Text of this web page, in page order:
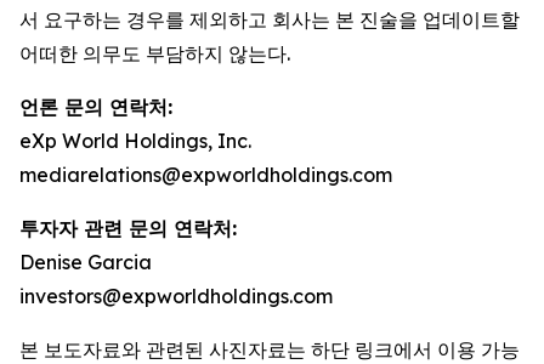
서 요구하는 경우를 제외하고 회사는 본 진술을 업데이트할
어떠한 의무도 부담하지 않는다.
언론 문의 연락처:
eXp World Holdings, Inc.
mediarelations@expworldholdings.com
투자자 관련 문의 연락처:
Denise Garcia
investors@expworldholdings.com
본 보도자료와 관련된 사진자료는 하단 링크에서 이용 가능